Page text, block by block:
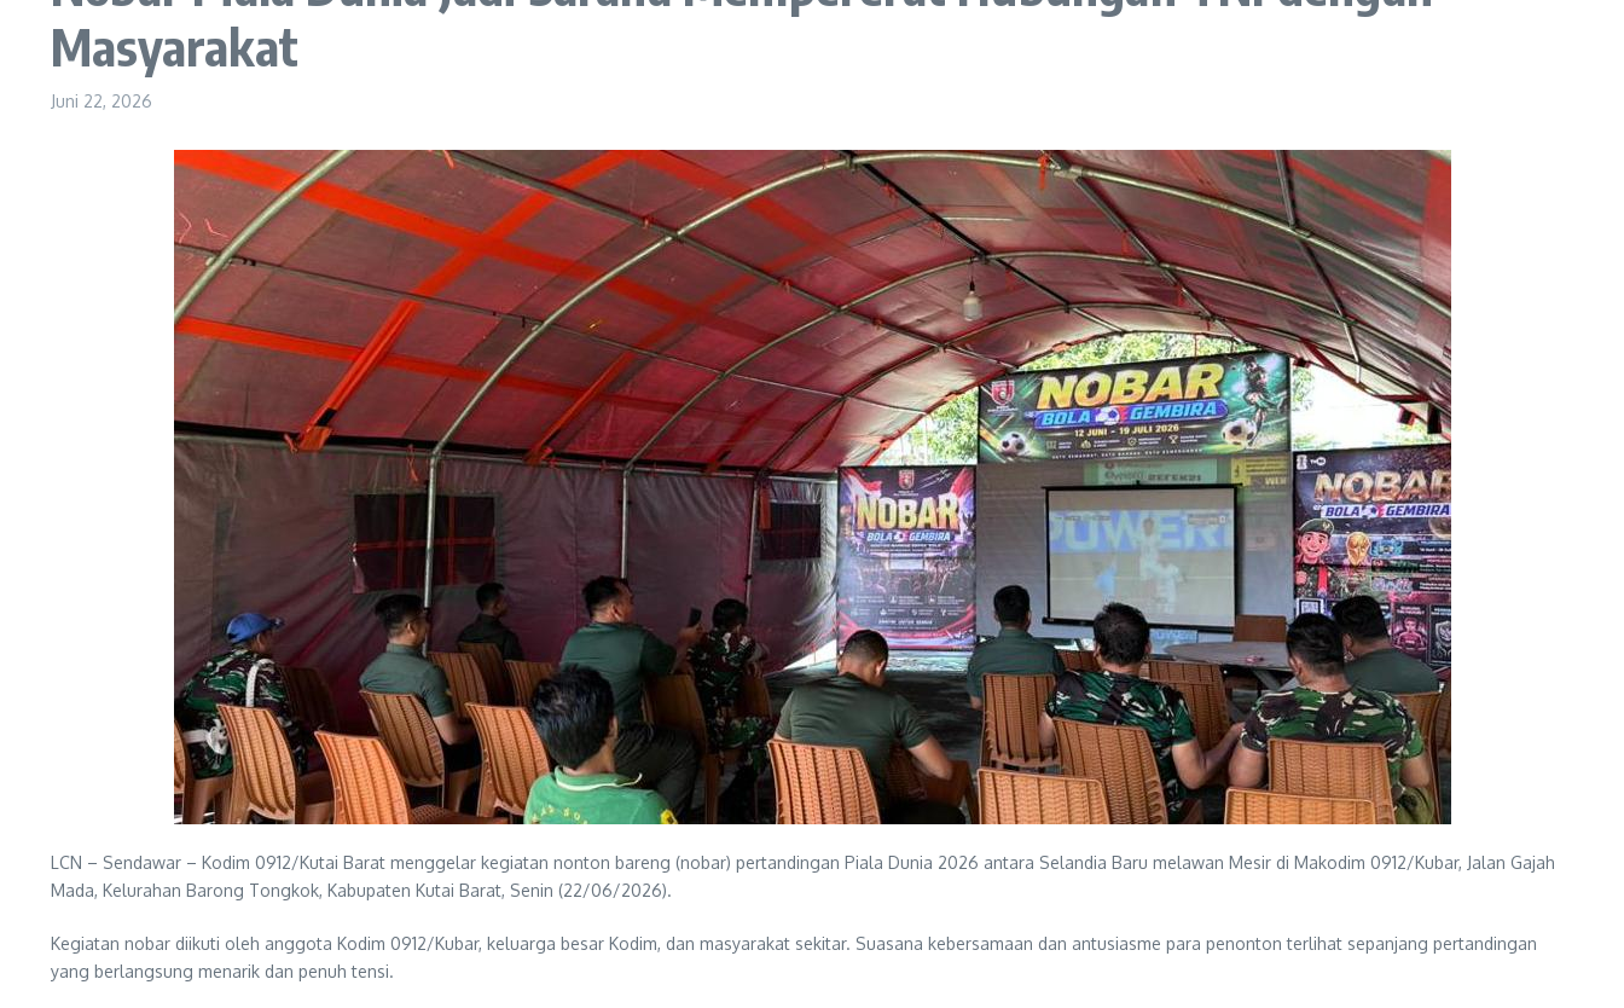
Masyarakat
Juni 22, 2026
LCN – Sendawar – Kodim 0912/Kutai Barat menggelar kegiatan nonton bareng (nobar) pertandingan Piala Dunia 2026 antara Selandia Baru melawan Mesir di Makodim 0912/Kubar, Jalan Gajah
Mada, Kelurahan Barong Tongkok, Kabupaten Kutai Barat, Senin (22/06/2026).
Kegiatan nobar diikuti oleh anggota Kodim 0912/Kubar, keluarga besar Kodim, dan masyarakat sekitar. Suasana kebersamaan dan antusiasme para penonton terlihat sepanjang pertandingan
yang berlangsung menarik dan penuh tensi.